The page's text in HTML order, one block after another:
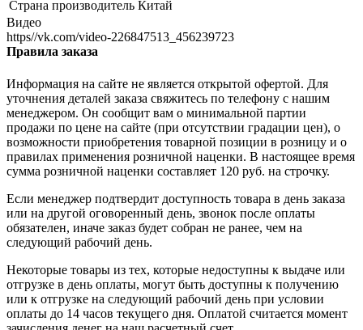
Страна производитель Китай
Видео
https//vk.com/video-226847513_456239723
Правила заказа
Информация на сайте не является открытой офертой. Для
уточнения деталей заказа свяжитесь по телефону с нашим
менеджером. Он сообщит вам о минимальной партии
продажи по цене на сайте (при отсутствии градации цен), о
возможности приобретения товарной позиции в розницу и о
правилах применения розничной наценки. В настоящее время
сумма розничной наценки составляет 120 руб. на строчку.
Если менеджер подтвердит доступность товара в день заказа
или на другой оговоренный день, звонок после оплаты
обязателен, иначе заказ будет собран не ранее, чем на
следующий рабочий день.
Некоторые товары из тех, которые недоступны к выдаче или
отгрузке в день оплаты, могут быть доступны к получению
или к отгрузке на следующий рабочий день при условии
оплаты до 14 часов текущего дня. Оплатой считается момент